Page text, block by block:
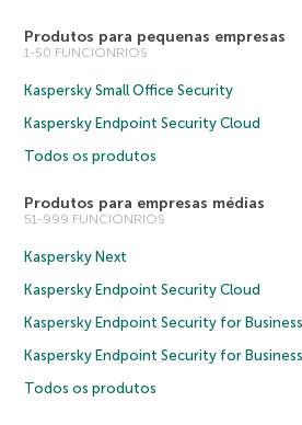
Produtos para pequenas empresas
1-50 FUNCIONRIOS
Kaspersky Small Office Security
Kaspersky Endpoint Security Cloud
Todos os produtos
Produtos para empresas médias
51-999 FUNCIONRIOS
Kaspersky Next
Kaspersky Endpoint Security Cloud
Kaspersky Endpoint Security for
Kaspersky Endpoint Security for
Todos os produtos